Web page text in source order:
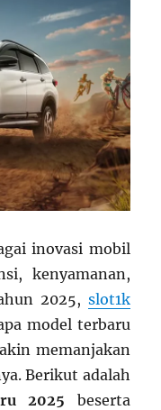
inovasi mobil
kenyamanan,
2025, slot1k
model terbaru
memanjakan
Berikut adalah
2025 beserta